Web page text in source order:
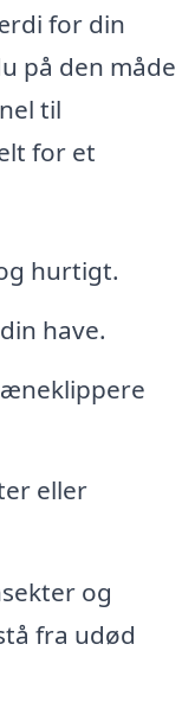
for din
på den måde
til
for et
hurtigt.
have.
eller
og
fra udød